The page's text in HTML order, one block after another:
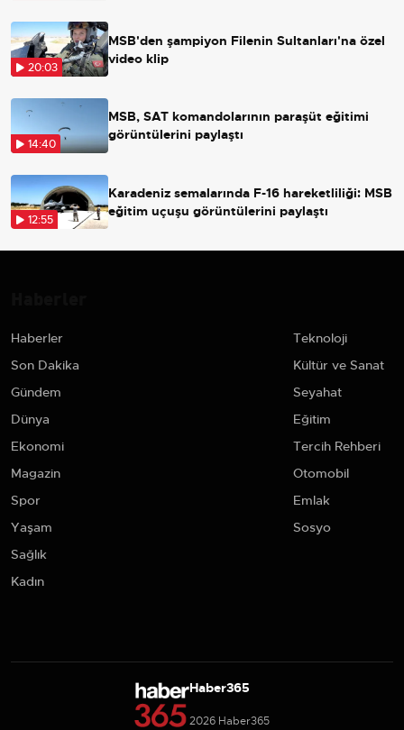
20:03
MSB'den şampiyon Filenin Sultanları'na özel
video klip
14:40
MSB, SAT komandolarının paraşüt eğitimi
görüntülerini paylaştı
12:55
Karadeniz semalarında F-16 hareketliliği: MSB
eğitim uçuşu görüntülerini paylaştı
Haberler
Son Dakika
Gündem
Dünya
Ekonomi
Magazin
Spor
Yaşam
Sağlık
Kadın
Teknoloji
Kültür ve Sanat
Seyahat
Eğitim
Tercih Rehberi
Otomobil
Emlak
Sosyo
Haber365
2026 Haber365